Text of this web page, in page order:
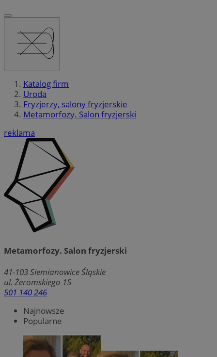
Katalog firm
Uroda
Fryzjerzy, salony fryzjerskie
Metamorfozy. Salon fryzjerski
reklama
Metamorfozy. Salon fryzjerski
41-103Siemianowice Śląskie
ul. Żeromskiego 15
501 140 246
Najnowsze
Popularne